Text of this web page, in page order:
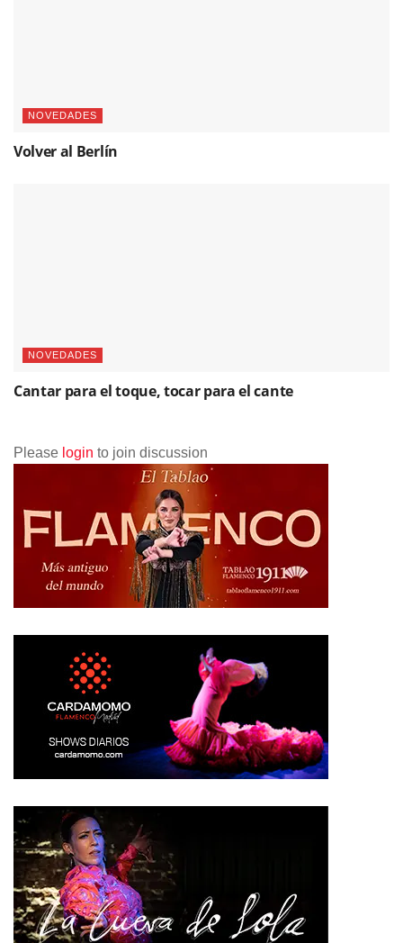
NOVEDADES
Volver al Berlín
NOVEDADES
Cantar para el toque, tocar para el cante
Please login to join discussion